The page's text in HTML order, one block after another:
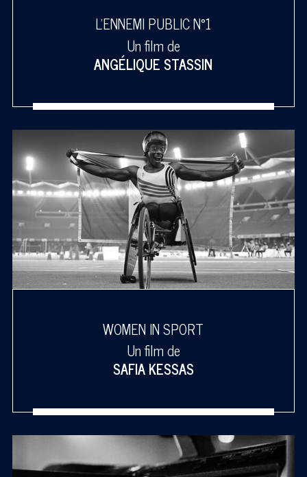
L'ENNEMI PUBLIC N°1
Un film de
ANGÉLIQUE STASSIN
WOMEN IN SPORT
Un film de
SAFIA KESSAS